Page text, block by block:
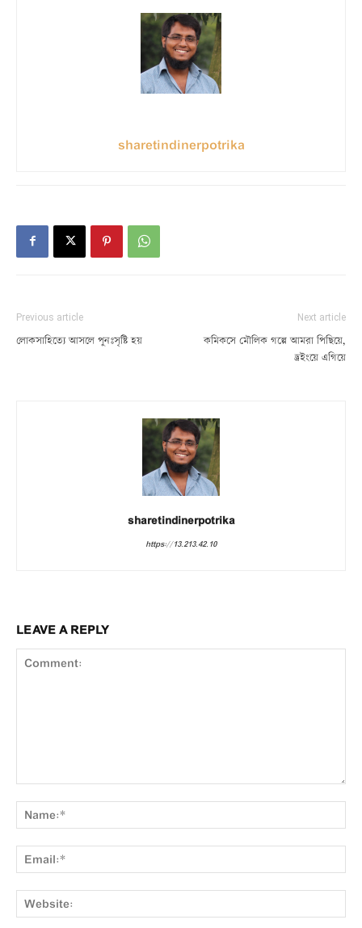
sharetindinerpotrika
Previous article
লোকসাহিত্যে আসলে পুনঃসৃষ্টি হয়
Next article
কমিকসে মৌলিক গল্পে আমরা পিছিয়ে,
ড্রইংয়ে এগিয়ে
sharetindinerpotrika
https://13.213.42.10
LEAVE A REPLY